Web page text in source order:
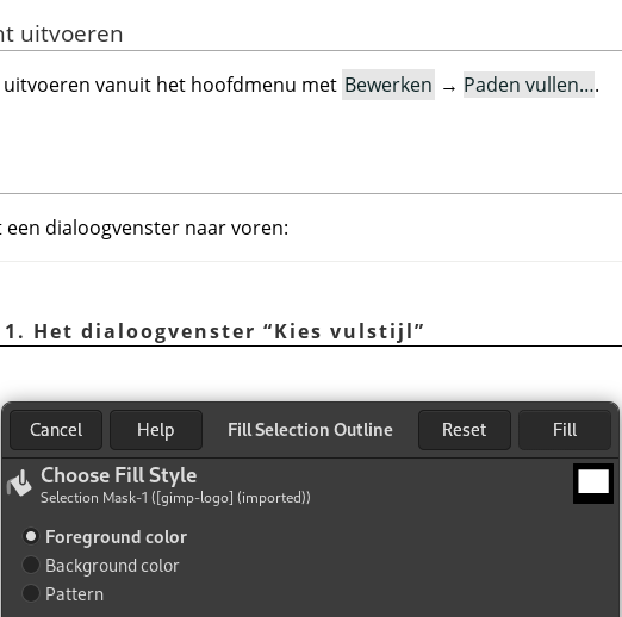
uitvoeren
vanuit het hoofdmenu met Bewerken → Paden vullen….
dialoogvenster naar voren:
Het dialoogvenster “Kies vulstijl”